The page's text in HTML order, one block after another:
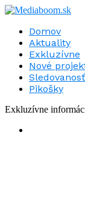
Domov
Aktuality
Exkluzívne
Nové
Sledovanosť
Pikošky
Exkluzívne